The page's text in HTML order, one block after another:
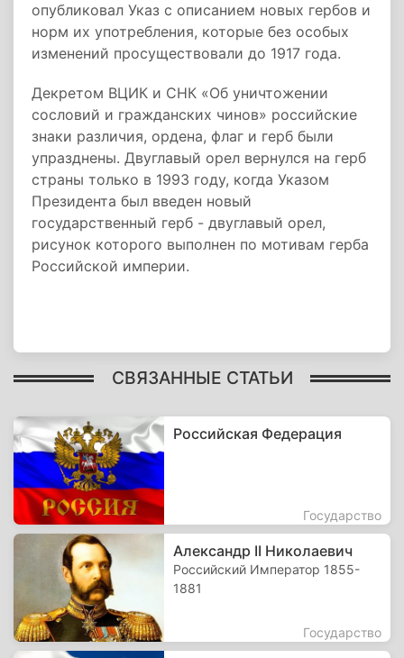
опубликовал Указ с описанием новых гербов и
норм их употребления, которые без особых
изменений просуществовали до 1917 года.
Декретом ВЦИК и СНК «Об уничтожении
сословий и гражданских чинов» российские
знаки различия, ордена, флаг и герб были
упразднены. Двуглавый орел вернулся на герб
страны только в 1993 году, когда Указом
Президента был введен новый
государственный герб - двуглавый орел,
рисунок которого выполнен по мотивам герба
Российской империи.
СВЯЗАННЫЕ СТАТЬИ
Российская Федерация
Государство
Александр II Николаевич
Российский Император 1855-
1881
Государство